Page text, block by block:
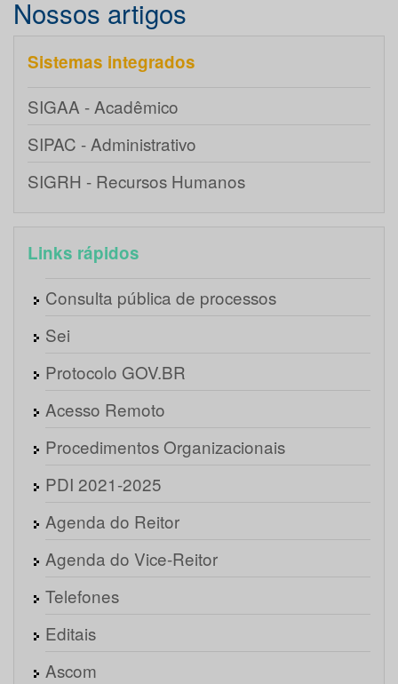
Nossos artigos
Sistemas integrados
SIGAA - Acadêmico
SIPAC - Administrativo
SIGRH - Recursos Humanos
Links rápidos
Consulta pública de processos
Sei
Protocolo GOV.BR
Acesso Remoto
Procedimentos Organizacionais
PDI 2021-2025
Agenda do Reitor
Agenda do Vice-Reitor
Telefones
Editais
Ascom